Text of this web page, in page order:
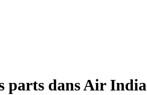
parts dans Air India